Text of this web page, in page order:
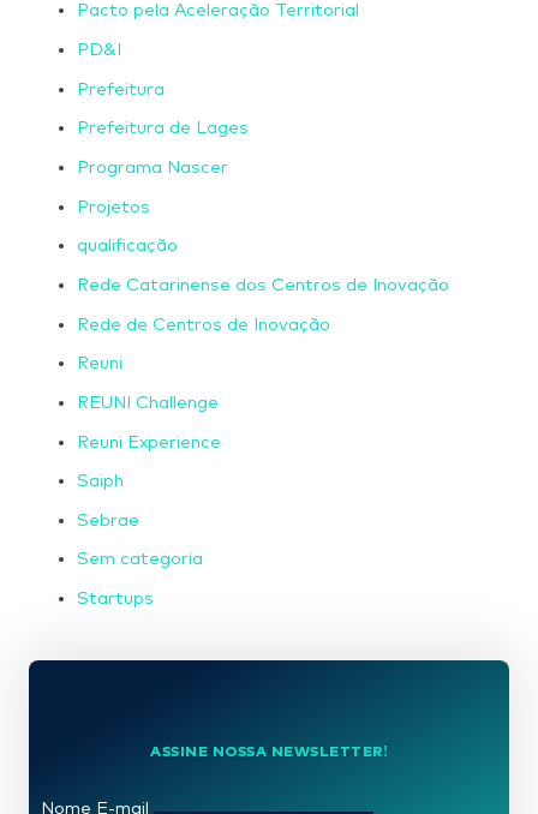
Pacto pela Aceleração Territorial
PD&I
Prefeitura
Prefeitura de Lages
Programa Nascer
Projetos
qualificação
Rede Catarinense dos Centros de Inovação
Rede de Centros de Inovação
Reuni
REUNI Challenge
Reuni Experience
Saiph
Sebrae
Sem categoria
Startups
ASSINE NOSSA NEWSLETTER!
Nome E-mail